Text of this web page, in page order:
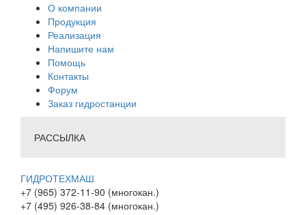
О компании
Продукция
Реализация
Напишите нам
Помощь
Контакты
Форум
Заказ гидростанции
РАССЫЛКА
ГИДРОТЕХМАШ
+7 (965) 372-11-90 (многокан.)
+7 (495) 926-38-84 (многокан.)